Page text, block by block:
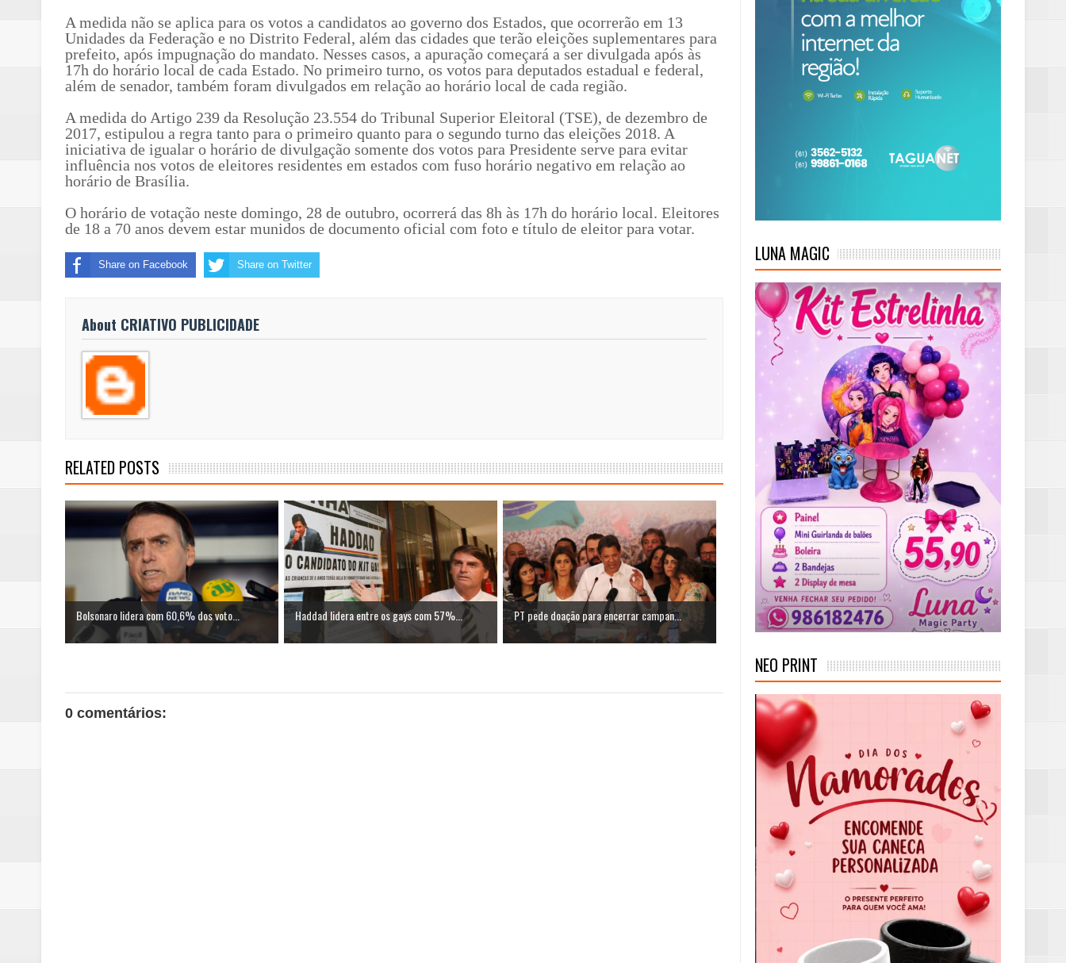
A medida não se aplica para os votos a candidatos ao governo dos Estados, que ocorrerão em 13
Unidades da Federação e no Distrito Federal, além das cidades que terão eleições suplementares para
prefeito, após impugnação do mandato. Nesses casos, a apuração começará a ser divulgada após às
17h do horário local de cada Estado. No primeiro turno, os votos para deputados estadual e federal,
além de senador, também foram divulgados em relação ao horário local de cada região.
A medida do Artigo 239 da Resolução 23.554 do Tribunal Superior Eleitoral (TSE), de dezembro de
2017, estipulou a regra tanto para o primeiro quanto para o segundo turno das eleições 2018. A
iniciativa de igualar o horário de divulgação somente dos votos para Presidente serve para evitar
influência nos votos de eleitores residentes em estados com fuso horário negativo em relação ao
horário de Brasília.
O horário de votação neste domingo, 28 de outubro, ocorrerá das 8h às 17h do horário local. Eleitores
de 18 a 70 anos devem estar munidos de documento oficial com foto e título de eleitor para votar.
Share on Facebook Share on Twitter
About CRIATIVO PUBLICIDADE
RELATED POSTS
Bolsonaro lidera com 60,6% dos voto... Haddad lidera entre os gays com 57%... PT pede doação para encerrar campan...
0 comentários:
LUNA MAGIC
NEO PRINT